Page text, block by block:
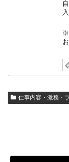
仕事内容・激務・